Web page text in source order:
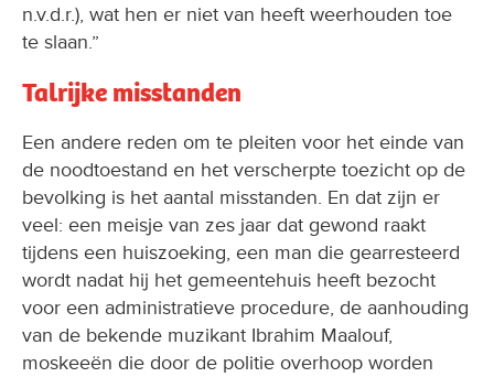
n.v.d.r.), wat hen er niet van heeft weerhouden toe
te slaan.”
Talrijke misstanden
Een andere reden om te pleiten voor het einde van
de noodtoestand en het verscherpte toezicht op de
bevolking is het aantal misstanden. En dat zijn er
veel: een meisje van zes jaar dat gewond raakt
tijdens een huiszoeking, een man die gearresteerd
wordt nadat hij het gemeentehuis heeft bezocht
voor een administratieve procedure, de aanhouding
van de bekende muzikant Ibrahim Maalouf,
moskeeën die door de politie overhoop worden